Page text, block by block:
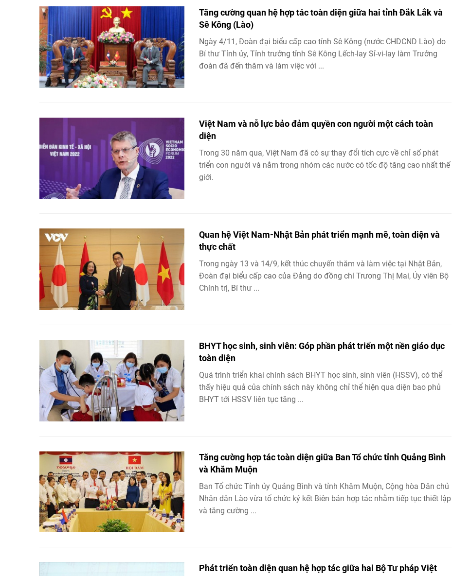
Tăng cường quan hệ hợp tác toàn diện giữa hai tỉnh Đắk Lắk và
Sê Kông (Lào)
Ngày 4/11, Đoàn đại biểu cấp cao tỉnh Sê Kông (nước CHDCND Lào) do
Bí thư Tỉnh ủy, Tỉnh trưởng tỉnh Sê Kông Lếch-lay Sỉ-vi-lay làm Trưởng
đoàn đã đến thăm và làm việc với ...
Việt Nam và nỗ lực bảo đảm quyền con người một cách toàn
diện
Trong 30 năm qua, Việt Nam đã có sự thay đổi tích cực về chỉ số phát
triển con người và nằm trong nhóm các nước có tốc độ tăng cao nhất thế
giới.
Quan hệ Việt Nam-Nhật Bản phát triển mạnh mẽ, toàn diện và
thực chất
Trong ngày 13 và 14/9, kết thúc chuyến thăm và làm việc tại Nhật Bản,
Đoàn đại biểu cấp cao của Đảng do đồng chí Trương Thị Mai, Ủy viên Bộ
Chính trị, Bí thư ...
BHYT học sinh, sinh viên: Góp phần phát triển một nền giáo dục
toàn diện
Quá trình triển khai chính sách BHYT học sinh, sinh viên (HSSV), có thể
thấy hiệu quả của chính sách này không chỉ thể hiện qua diện bao phủ
BHYT tới HSSV liên tục tăng ...
Tăng cường hợp tác toàn diện giữa Ban Tổ chức tỉnh Quảng Bình
và Khăm Muộn
Ban Tổ chức Tỉnh ủy Quảng Bình và tỉnh Khăm Muộn, Cộng hòa Dân chủ
Nhân dân Lào vừa tổ chức ký kết Biên bản hợp tác nhằm tiếp tục thiết lập
và tăng cường ...
Phát triển toàn diện quan hệ hợp tác giữa hai Bộ Tư pháp Việt